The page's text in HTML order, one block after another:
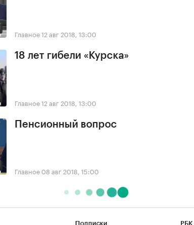
Главное12 авг 2018, 13:00
18 лет гибели «Курска»
Главное12 авг 2018, 13:00
Пенсионный вопрос
Главное 08 авг 2018, 15:00
Подписки РБК